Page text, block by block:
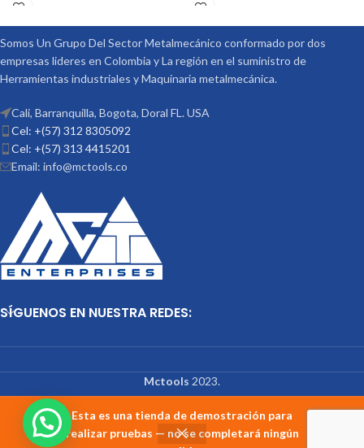
Esta es una tienda de demostración para
realizar pruebas — no se completará ningún
Somos Un Grupo Del Sector Metalmecánico conformado por dos
empresas lideres en Colombia y La región en el suministro de
Herramientas industriales y Maquinaria metalmecánica.
Cali, Barranquilla, Bogota, Doral FL. USA
Cel: +(57) 312 8305092
Cel: +(57) 313 4415201
Email: info@mctools.co
SÍGUENOS EN NUESTRA REDES:
Mctools 2023.